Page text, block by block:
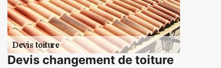
Devis changement de toiture